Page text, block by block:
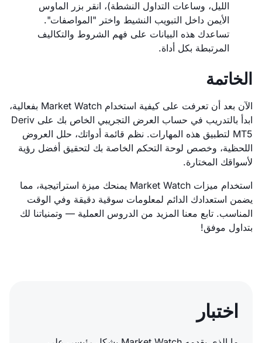
الليل، وساعات التداول النشطة)، انقر بزر الماوس
الأيمن داخل التبويب النشيط واختر "المواصفات".
تساعدك هذه البيانات على فهم الشروط والتكاليف
المرتبطة بكل أداة.
الخاتمة
الآن بعد أن تعرفت على كيفية استخدام Market Watch بفعالية،
ابدأ بالتدريب في حساب العرض التجريبي الخاص بك على Deriv
MT5 لتطبيق هذه المهارات. نظم قائمة أدواتك، حلل العروض
اللحظية، وخصص لوحة التحكم الخاصة بك لتحقيق أفضل رؤية
لأسواقك المختارة.
استخدام ميزات Market Watch يمنحك ميزة استراتيجية، مما
يضمن استعدادك الدائم لمعلومات سوقية دقيقة وفي الوقت
المناسب. تابع معنا المزيد من الدروس العملية — وتمنياتنا لك
بتداول موفق!
اختبار